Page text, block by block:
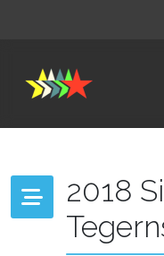
2018